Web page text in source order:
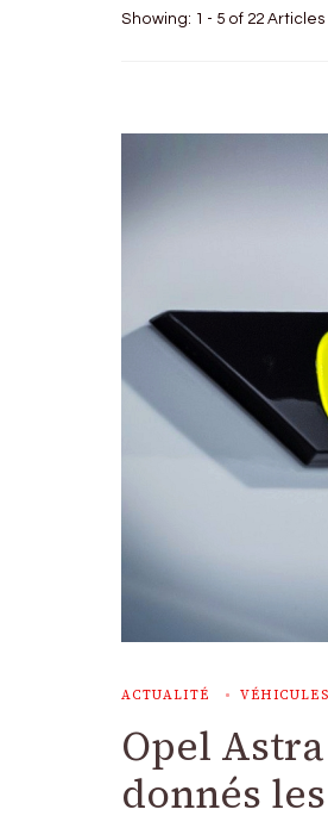
Showing: 1 - 5 of 22 Articles
ACTUALITÉ
Opel
donnés